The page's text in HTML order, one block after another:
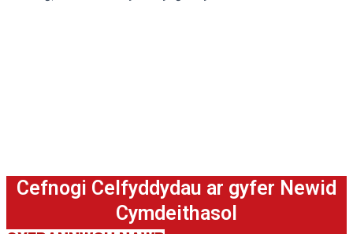
Cefnogi Celfyddydau ar gyfer Newid
Cymdeithasol